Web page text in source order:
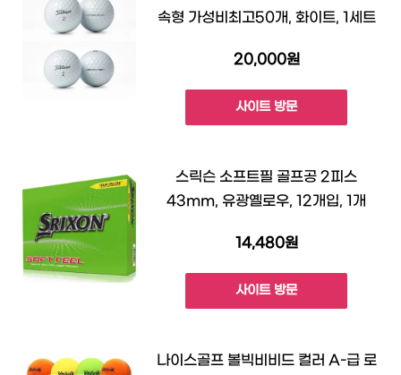
속형 가성비최고50개, 화이트, 1세트
20,000원
사이트 방문
스릭슨 소프트필 골프공 2피스
43mm, 유광옐로우, 12개입, 1개
14,480원
사이트 방문
나이스골프 볼빅비비드 컬러 A-급 로